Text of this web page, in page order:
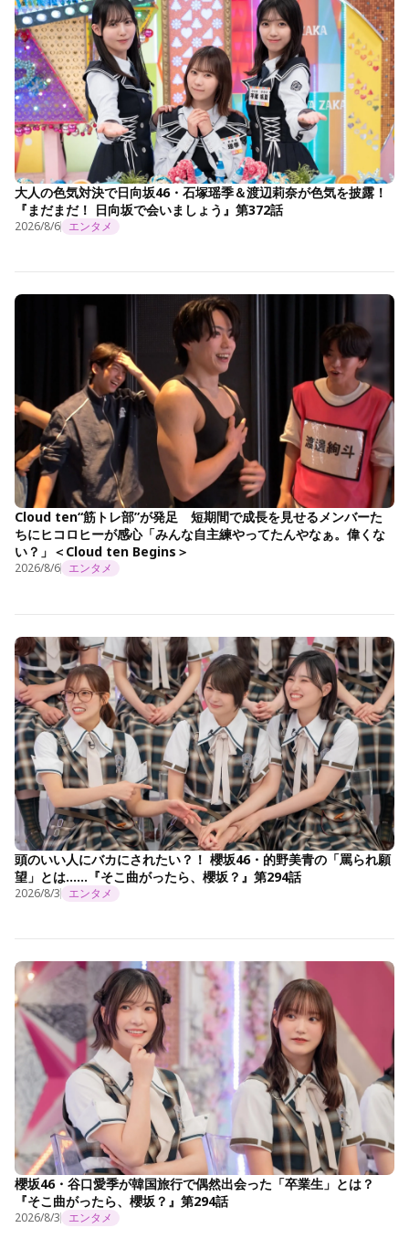
大人の色気対決で日向坂46・石塚瑶季＆渡辺莉奈が色気を披露！
『まだまだ！ 日向坂で会いましょう』第372話
2026/8/6 エンタメ
Cloud ten“筋トレ部”が発足 短期間で成長を見せるメンバーた
ちにヒコロヒーが感心「みんな自主練やってたんやなぁ。偉くな
い？」＜Cloud ten Begins＞
2026/8/6 エンタメ
頭のいい人にバカにされたい？！ 櫻坂46・的野美青の「罵られ願
望」とは……『そこ曲がったら、櫻坂？』第294話
2026/8/3 エンタメ
櫻坂46・谷口愛季が韓国旅行で偶然出会った「卒業生」とは？
『そこ曲がったら、櫻坂？』第294話
2026/8/3 エンタメ